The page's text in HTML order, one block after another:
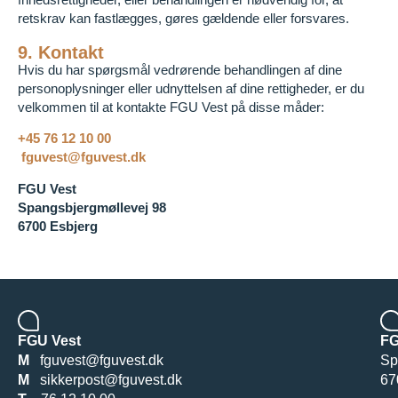
retskrav kan fastlægges, gøres gældende eller forsvares.
9. Kontakt
Hvis du har spørgsmål vedrørende behandlingen af dine
personoplysninger eller udnyttelsen af dine rettigheder, er du
velkommen til at kontakte FGU Vest på disse måder:
+45 76 12 10 00
fguvest@fguvest.dk
FGU Vest
Spangsbjergmøllevej 98
6700 Esbjerg
FGU Vest
M
fguvest@fguvest.dk
M
sikkerpost@fguvest.dk